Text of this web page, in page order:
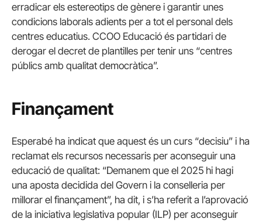
erradicar els estereotips de gènere i garantir unes
condicions laborals adients per a tot el personal dels
centres educatius. CCOO Educació és partidari de
derogar el decret de plantilles per tenir uns “centres
públics amb qualitat democràtica”.
Finançament
Esperabé ha indicat que aquest és un curs “decisiu” i ha
reclamat els recursos necessaris per aconseguir una
educació de qualitat: “Demanem que el 2025 hi hagi
una aposta decidida del Govern i la conselleria per
millorar el finançament”, ha dit, i s’ha referit a l’aprovació
de la iniciativa legislativa popular (ILP) per aconseguir